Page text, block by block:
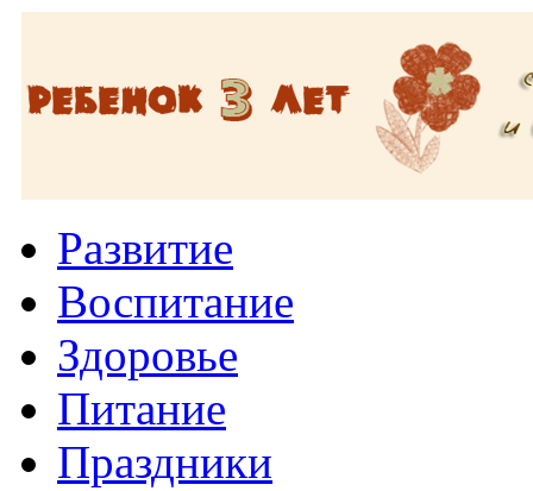
Развитие
Воспитание
Здоровье
Питание
Праздники